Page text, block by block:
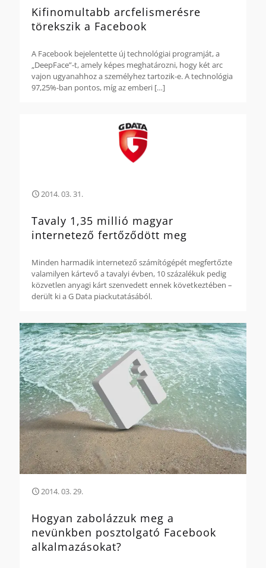
Kifinomultabb arcfelismerésre
törekszik a Facebook
A Facebook bejelentette új technológiai programját, a
„DeepFace”-t, amely képes meghatározni, hogy két arc
vajon ugyanahhoz a személyhez tartozik-e. A technológia
97,25%-ban pontos, míg az emberi […]
2014. 03. 31.
Tavaly 1,35 millió magyar
internetező fertőződött meg
Minden harmadik internetező számítógépét megfertőzte
valamilyen kártevő a tavalyi évben, 10 százalékuk pedig
közvetlen anyagi kárt szenvedett ennek következtében –
derült ki a G Data piackutatásából.
2014. 03. 29.
Hogyan zabolázzuk meg a
nevünkben posztolgató Facebook
alkalmazásokat?